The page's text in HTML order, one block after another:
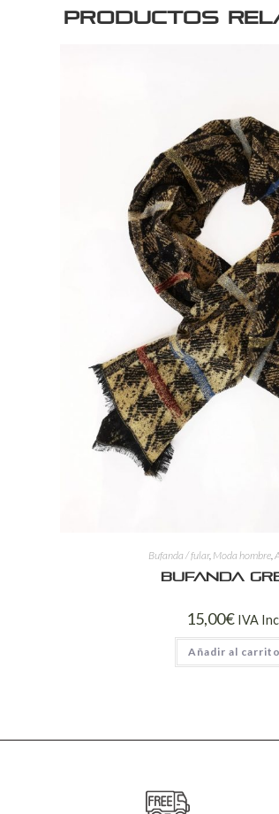
Productos
Bufanda / fular, Moda hombre ,
Bufanda
15,00€ IVA
Añadir al carrito